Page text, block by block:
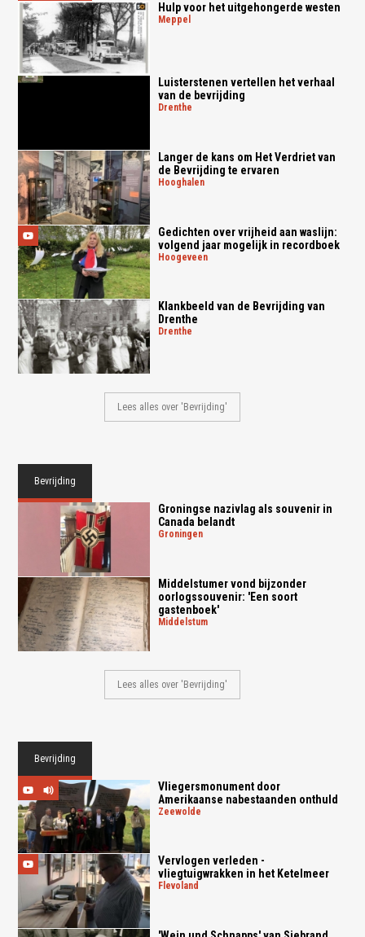
Hulp voor het uitgehongerde westen
meppel
Luisterstenen vertellen het verhaal
van de bevrijding
drenthe
Langer de kans om Het Verdriet van
de Bevrijding te ervaren
hooghalen
Gedichten over vrijheid aan waslijn:
volgend jaar mogelijk in recordboek
hoogeveen
Klankbeeld van de Bevrijding van
Drenthe
drenthe
Lees alles over 'Bevrijding'
Bevrijding
Groningse nazivlag als souvenir in
Canada belandt
groningen
Middelstumer vond bijzonder
oorlogssouvenir: 'Een soort
gastenboek'
middelstum
Lees alles over 'Bevrijding'
Bevrijding
Vliegersmonument door
Amerikaanse nabestaanden onthuld
zeewolde
Vervlogen verleden -
vliegtuigwrakken in het Ketelmeer
flevoland